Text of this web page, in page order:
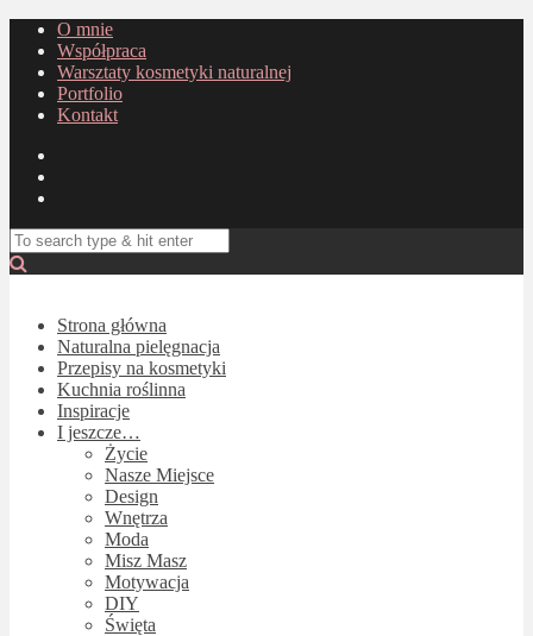
O mnie
Współpraca
Warsztaty kosmetyki naturalnej
Portfolio
Kontakt
Strona główna
Naturalna pielęgnacja
Przepisy na kosmetyki
Kuchnia roślinna
Inspiracje
I jeszcze…
Życie
Nasze Miejsce
Design
Wnętrza
Moda
Misz Masz
Motywacja
DIY
Święta